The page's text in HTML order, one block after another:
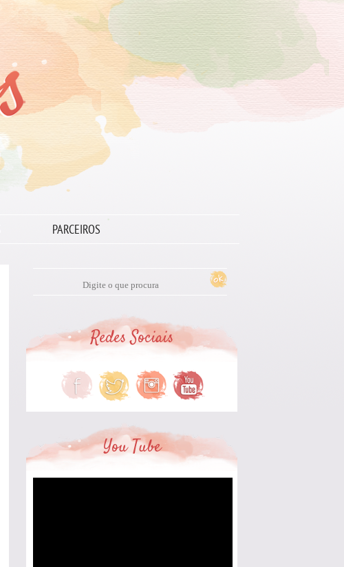
PARCEIROS
Redes Sociais
You Tube